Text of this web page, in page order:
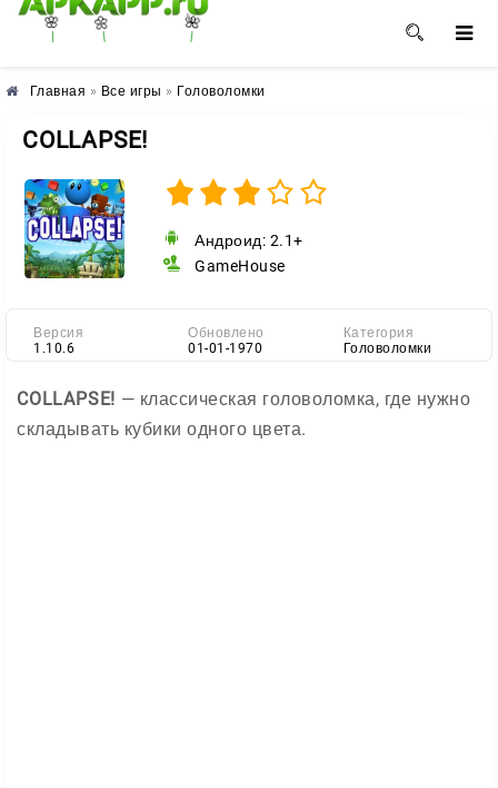
🌸 🌼 🌺
Главная » Все игры » Головоломки
COLLAPSE!
Андроид: 2.1+
GameHouse
Версия
1.10.6
Обновлено
01-01-1970
Категория
Головоломки
COLLAPSE! — классическая головоломка, где нужно
складывать кубики одного цвета.